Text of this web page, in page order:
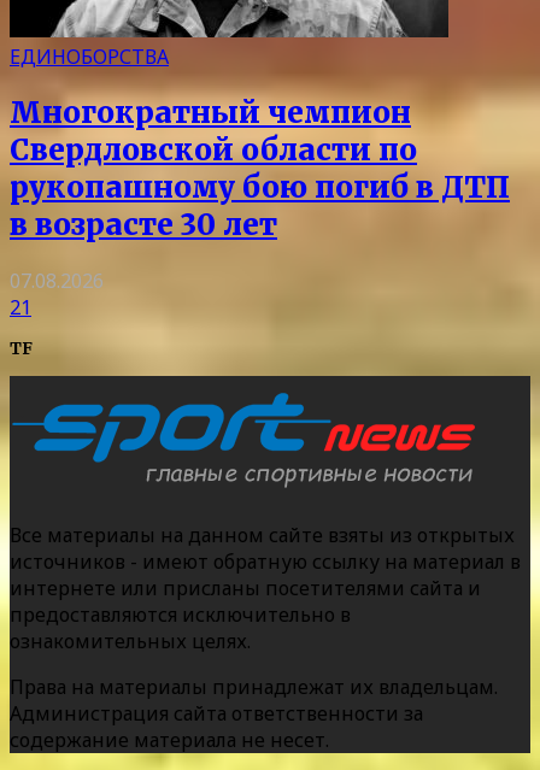
ЕДИНОБОРСТВА
Многократный чемпион
Свердловской области по
рукопашному бою погиб в ДТП
в возрасте 30 лет
07.08.2026
21
TF
Все материалы на данном сайте взяты из открытых
источников - имеют обратную ссылку на материал в
интернете или присланы посетителями сайта и
предоставляются исключительно в
ознакомительных целях.
Права на материалы принадлежат их владельцам.
Администрация сайта ответственности за
содержание материала не несет.